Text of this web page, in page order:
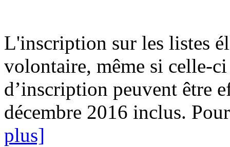
L'inscription sur les listes
volontaire, même si celle-
d’inscription peuvent être
décembre 2016 inclus.
plus]